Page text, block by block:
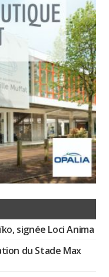
signée Loci Anima
du Stade Max